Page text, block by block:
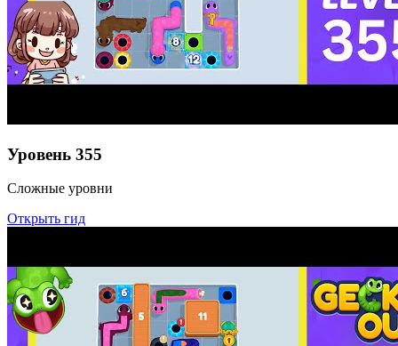
Уровень 355
Сложные уровни
Открыть гид